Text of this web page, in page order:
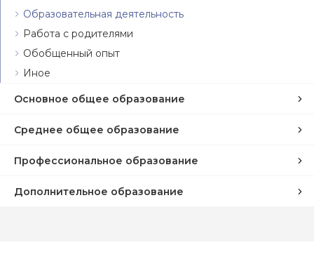
Образовательная деятельность
Работа с родителями
Обобщенный опыт
Иное
Основное общее образование
Среднее общее образование
Профессиональное образование
Дополнительное образование